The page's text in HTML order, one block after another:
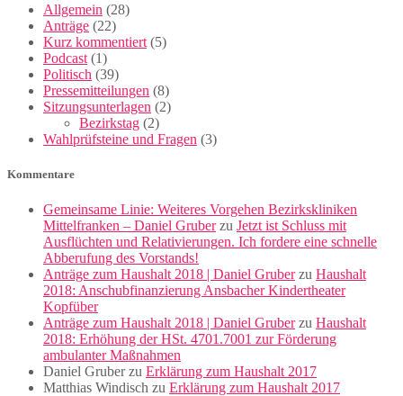
Allgemein (28)
Anträge (22)
Kurz kommentiert (5)
Podcast (1)
Politisch (39)
Pressemitteilungen (8)
Sitzungsunterlagen (2)
Bezirkstag (2)
Wahlprüfsteine und Fragen (3)
Kommentare
Gemeinsame Linie: Weiteres Vorgehen Bezirkskliniken
Mittelfranken – Daniel Gruberzu Jetzt ist Schluss mit
Ausflüchten und Relativierungen. Ich fordere eine schnelle
Abberufung des Vorstands!
Anträge zum Haushalt 2018 | Daniel Gruberzu Haushalt
2018: Anschubfinanzierung Ansbacher Kindertheater
Kopfüber
Anträge zum Haushalt 2018 | Daniel Gruberzu Haushalt
2018: Erhöhung der HSt. 4701.7001 zur Förderung
ambulanter Maßnahmen
Daniel Gruberzu Erklärung zum Haushalt 2017
Matthias Windisch zu Erklärung zum Haushalt 2017